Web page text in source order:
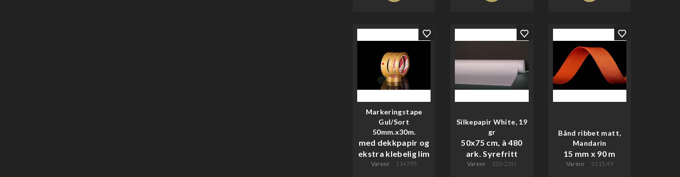
Markeringstape
Gul/Sort
50mm.x30m.
med dekkpapir og
ekstra klebelig lim
Varenr 114795
Silkepapir White, 19
gr
50x75 cm, à 480
ark. Syrefritt
Varenr 133-23N
Bånd ribbet matt,
Mandarin
15 mm x 90 m
Varenr 5315.49